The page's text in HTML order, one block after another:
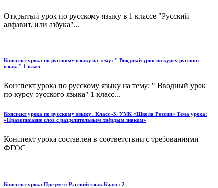
Открытый урок по русскому языку в 1 классе "Русский
алфавит, или азбука"...
Конспект урока по русскому языку на тему: " Вводный урок по курсу русского
языка" 1 класс
Конспект урока по русскому языку на тему: " Вводный урок
по курсу русского языка" 1 класс...
Конспект урока по русскому языку . Класс -3. УМК «Школа России» Тема урока:
«Правописание слов с разделительным твёрдым знаком»
Конспект урока составлен в соответствии с требованиями
ФГОС....
Конспект урока Предмет: Русский язык Класс: 2